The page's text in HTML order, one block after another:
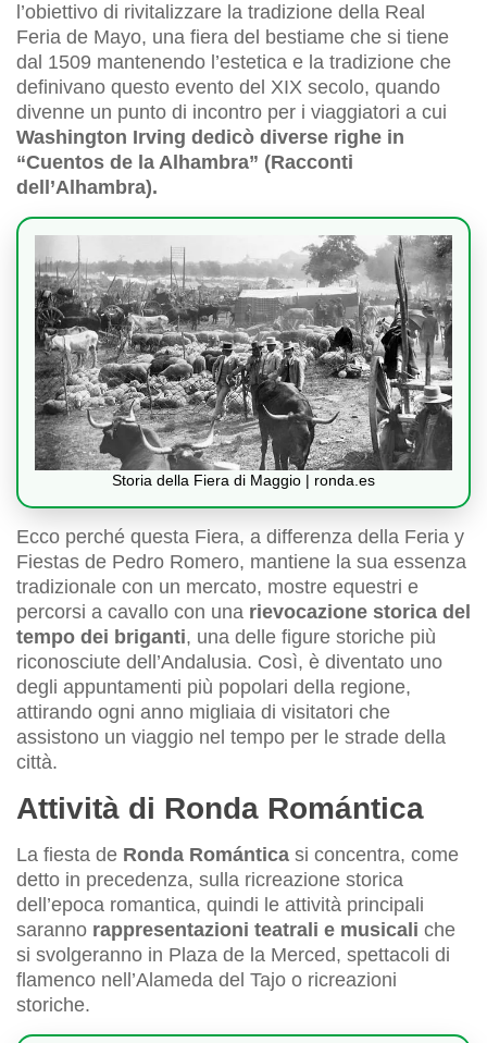
l’obiettivo di rivitalizzare la tradizione della Real
Feria de Mayo, una fiera del bestiame che si tiene
dal 1509 mantenendo l’estetica e la tradizione che
definivano questo evento del XIX secolo, quando
divenne un punto di incontro per i viaggiatori a cui
Washington Irving dedicò diverse righe in
“Cuentos de la Alhambra” (Racconti
dell’Alhambra).
Storia della Fiera di Maggio | ronda.es
Ecco perché questa Fiera, a differenza della Feria y
Fiestas de Pedro Romero, mantiene la sua essenza
tradizionale con un mercato, mostre equestri e
percorsi a cavallo con una rievocazione storica del
tempo dei briganti, una delle figure storiche più
riconosciute dell’Andalusia. Così, è diventato uno
degli appuntamenti più popolari della regione,
attirando ogni anno migliaia di visitatori che
assistono un viaggio nel tempo per le strade della
città.
Attività di Ronda Romántica
La fiesta de Ronda Romántica si concentra, come
detto in precedenza, sulla ricreazione storica
dell’epoca romantica, quindi le attività principali
saranno rappresentazioni teatrali e musicali che
si svolgeranno in Plaza de la Merced, spettacoli di
flamenco nell’Alameda del Tajo o ricreazioni
storiche.